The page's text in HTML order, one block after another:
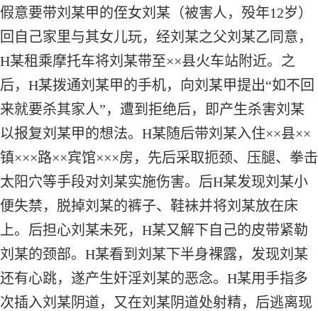
假意要带刘某甲的侄女刘某（被害人，殁年12岁）
回自己家里与其女儿玩，经刘某之父刘某乙同意，
H某租乘摩托车将刘某带至××县火车站附近。之
后，H某拨通刘某甲的手机，向刘某甲提出“如不回
来就要杀其家人”，遭到拒绝后，即产生杀害刘某
以报复刘某甲的想法。H某随后带刘某入住××县××
镇×××路××宾馆×××房，先后采取扼颈、压腿、拳击
太阳穴等手段对刘某实施伤害。后H某发现刘某小
便失禁，脱掉刘某的裤子、鞋袜并将刘某放在床
上。后担心刘某未死，H某又解下自己的皮带紧勒
刘某的颈部。H某看到刘某下半身裸露，发现刘某
还有心跳，遂产生奸淫刘某的恶念。H某用手指多
次插入刘某阴道，又在刘某阴道处射精，后逃离现